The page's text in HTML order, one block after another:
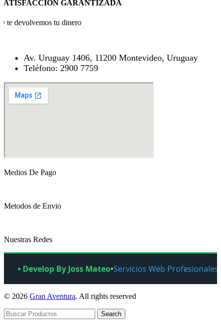
GARANTIZADA
te devolvemos tu dinero
Av. Uruguay 1406, 11200 Montevideo, Uruguay
Teléfono: 2900 7759
Medios De Pago
Metodos de Envio
Nuestras Redes
• Develop By Joss Mateo•Servicios Web Profesionales
© 2026 Gran Aventura. All rights reserved
Search